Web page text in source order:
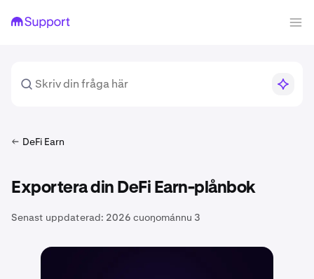
DeFi Earn
Exportera din DeFi Earn-plånbok
Senast uppdaterad: 2026 cuoŋománnu 3